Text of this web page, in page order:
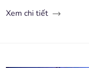
Xem chi tiết